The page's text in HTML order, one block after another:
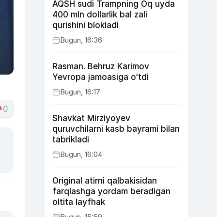
0
AQSH sudi Trampning Oq uyda
400 mln dollarlik bal zali
qurishini blokladi
Bugun, 16:36
Rasman. Behruz Karimov
Yevropa jamoasiga o‘tdi
Bugun, 16:17
Shavkat Mirziyoyev
quruvchilarni kasb bayrami bilan
tabrikladi
Bugun, 16:04
Original atirni qalbakisidan
farqlashga yordam beradigan
oltita layfhak